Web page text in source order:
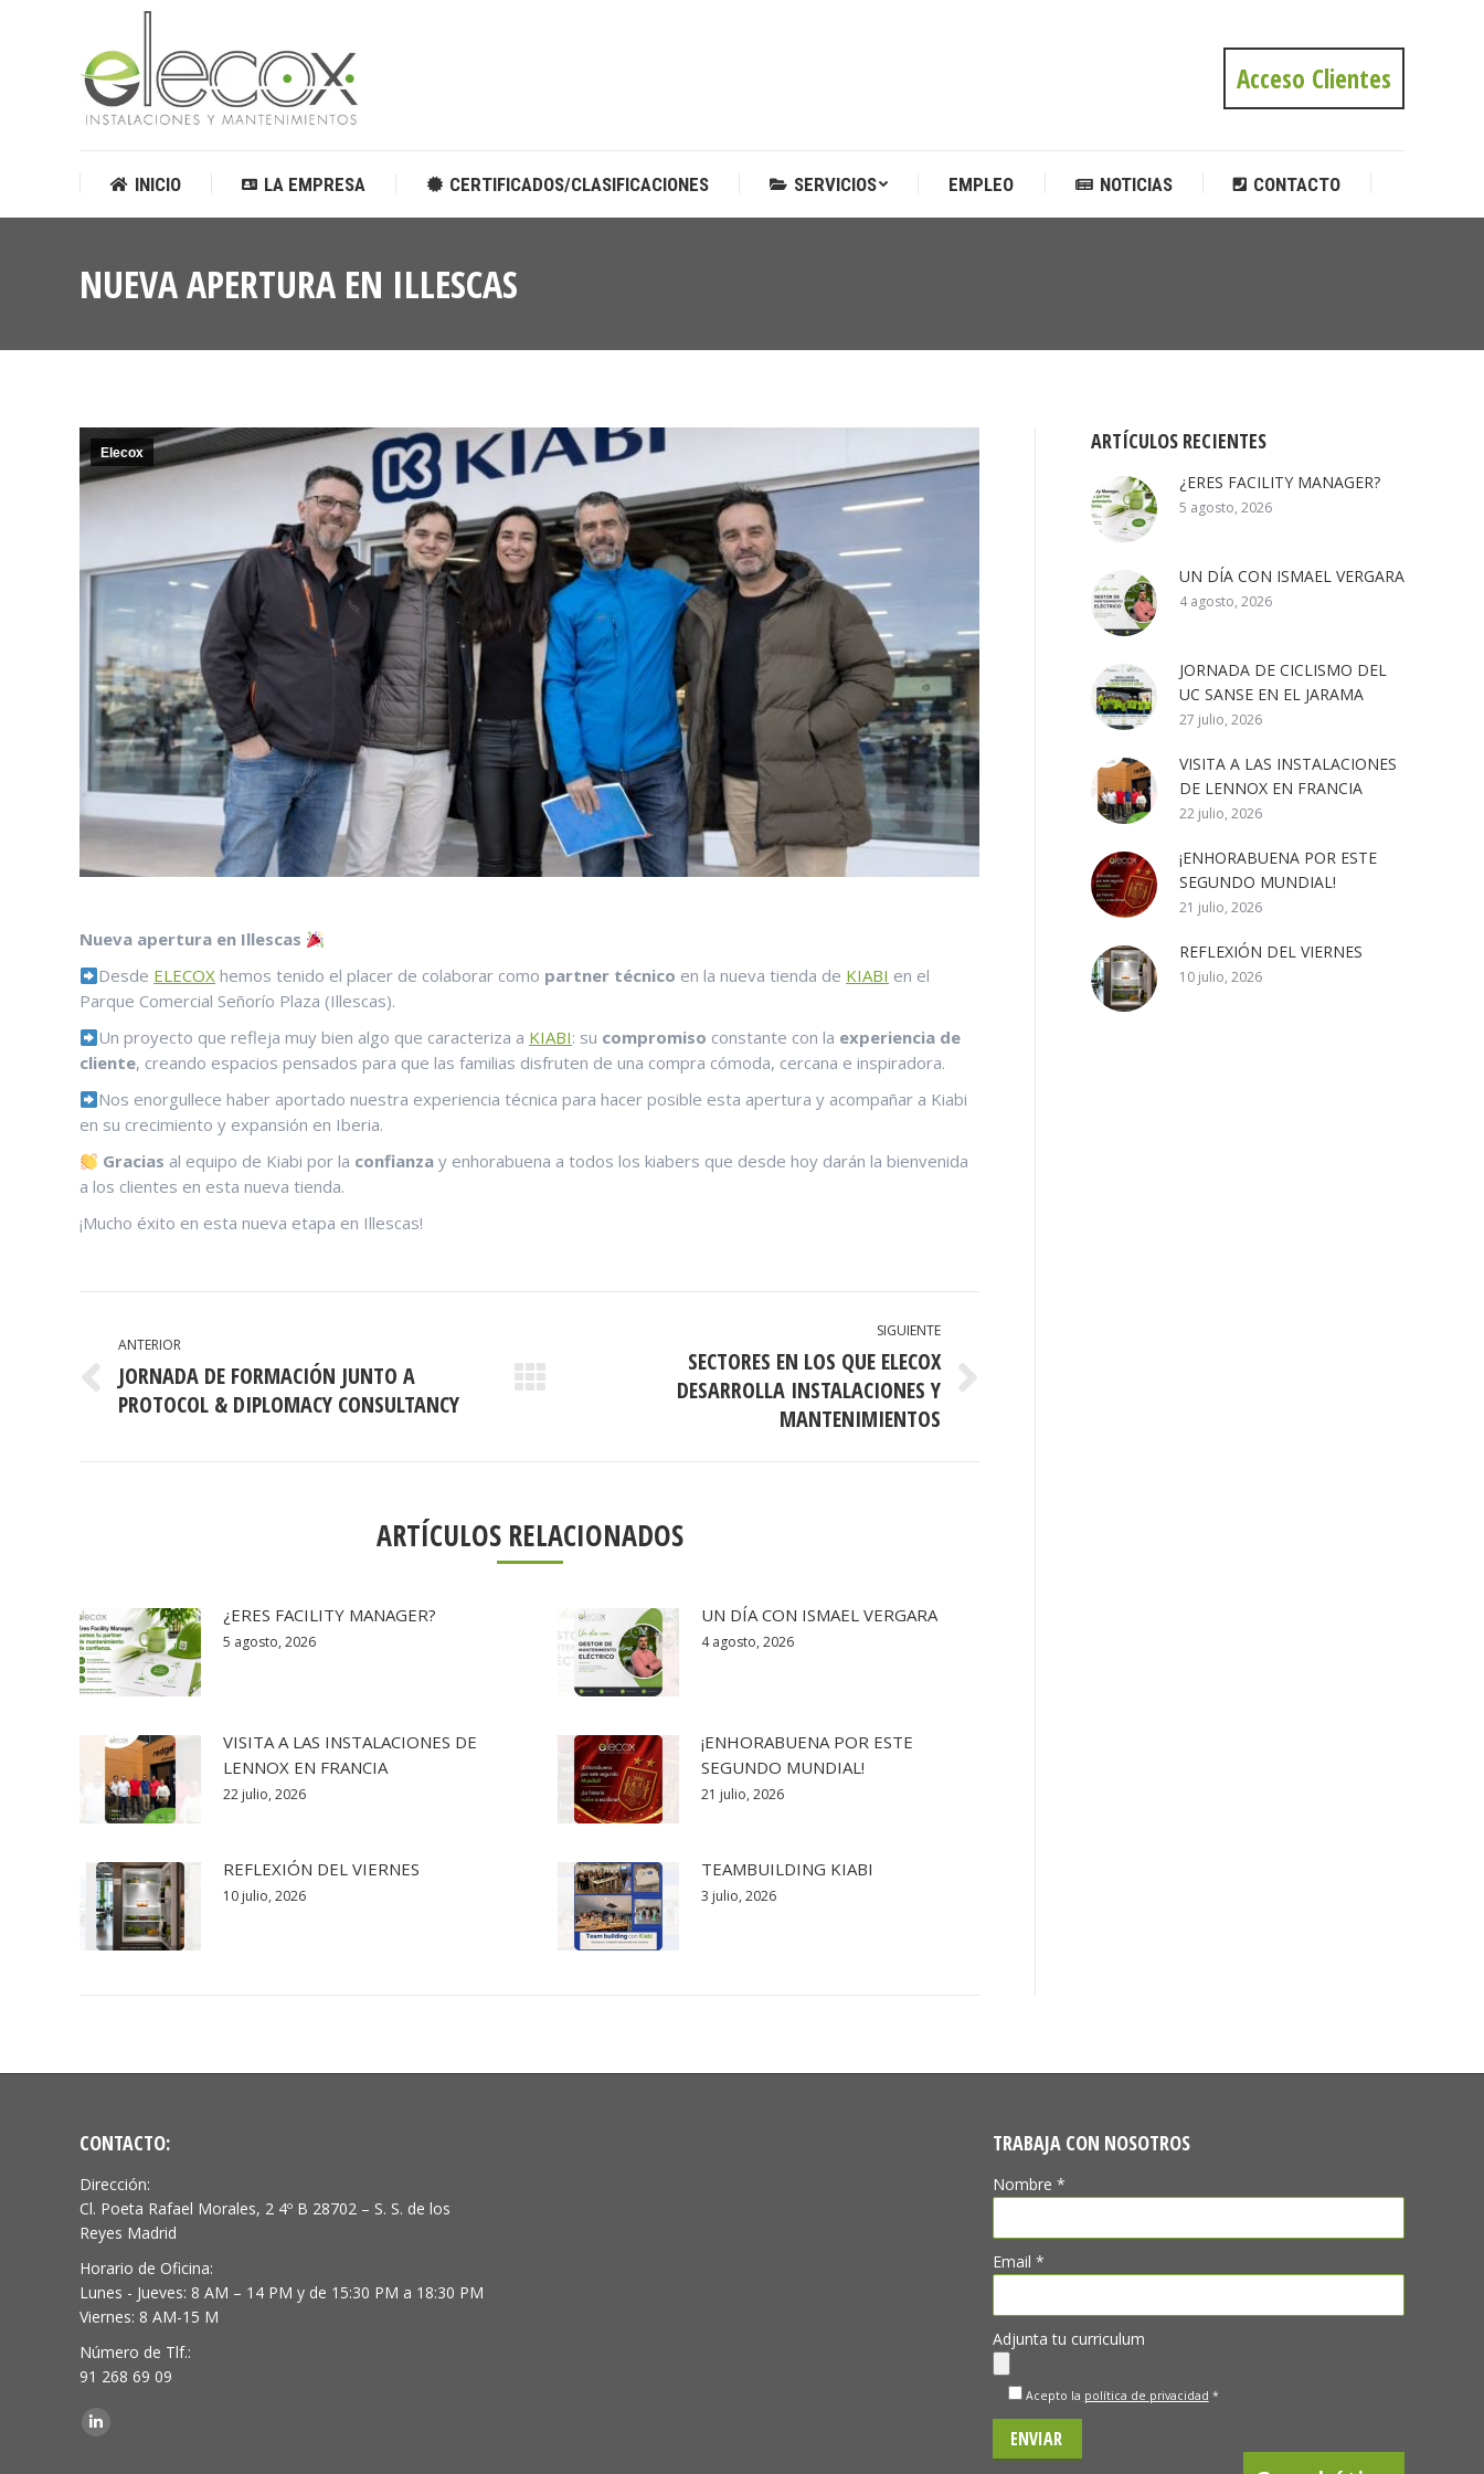
Acceso Clientes
INICIO LA EMPRESA CERTIFICADOS/CLASIFICACIONES SERVICIOS EMPLEO NOTICIAS CONTACTO
NUEVA APERTURA EN ILLESCAS
Elecox
Nueva apertura en Illescas
Desde ELECOX hemos tenido el placer de colaborar como partner técnico en la nueva tienda de KIABI en el
Parque Comercial Señorío Plaza (Illescas).
Un proyecto que refleja muy bien algo que caracteriza a KIABI: su compromiso constante con la experiencia de
cliente, creando espacios pensados para que las familias disfruten de una compra cómoda, cercana e inspiradora.
Nos enorgullece haber aportado nuestra experiencia técnica para hacer posible esta apertura y acompañar a Kiabi
en su crecimiento y expansión en Iberia.
Gracias al equipo de Kiabi por la confianza y enhorabuena a todos los kiabers que desde hoy darán la bienvenida
a los clientes en esta nueva tienda.
¡Mucho éxito en esta nueva etapa en Illescas!
ENTRE
PUBLICACIONES
ANTERIOR
Publicación
anterior:
JORNADA DE FORMACIÓN JUNTO A
PROTOCOL & DIPLOMACY CONSULTANCY
SIGUIENTE
SECTORES EN LOS QUE ELECOX
DESARROLLA INSTALACIONES Y
MANTENIMIENTOS
ARTÍCULOS RELACIONADOS
¿ERES FACILITY MANAGER?
5 agosto, 2026
UN DÍA CON ISMAEL VERGARA
4 agosto, 2026
VISITA A LAS INSTALACIONES DE
LENNOX EN FRANCIA
22 julio, 2026
¡ENHORABUENA POR ESTE
SEGUNDO MUNDIAL!
21 julio, 2026
REFLEXIÓN DEL VIERNES
10 julio, 2026
TEAMBUILDING KIABI
3 julio, 2026
ARTÍCULOS RECIENTES
¿ERES FACILITY MANAGER?
5 agosto, 2026
UN DÍA CON ISMAEL VERGARA
4 agosto, 2026
JORNADA DE CICLISMO DEL
UC SANSE EN EL JARAMA
27 julio, 2026
VISITA A LAS INSTALACIONES
DE LENNOX EN FRANCIA
22 julio, 2026
¡ENHORABUENA POR ESTE
SEGUNDO MUNDIAL!
21 julio, 2026
REFLEXIÓN DEL VIERNES
10 julio, 2026
CONTACTO:
Dirección:
Cl. Poeta Rafael Morales, 2 4º B 28702 – S. S. de los
Reyes Madrid
Horario de Oficina:
Lunes - Jueves: 8 AM – 14 PM y de 15:30 PM a 18:30 PM
Viernes: 8 AM-15 M
Número de Tlf.:
91 268 69 09
Encuéntranos en:
Linkedin
TRABAJA CON NOSOTROS
Nombre *
Email *
Adjunta tu curriculum
Acepto la política de privacidad *